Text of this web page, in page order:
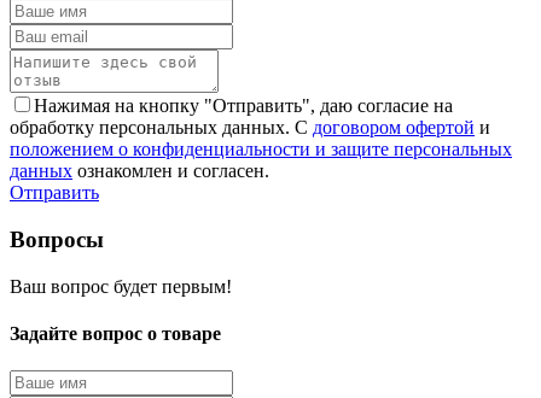
Нажимая на кнопку "Отправить", даю согласие на
обработку персональных данных. С договором офертой и
положением о конфиденциальности и защите персональных
данных ознакомлен и согласен.
Отправить
Вопросы
Ваш вопрос будет первым!
Задайте вопрос о товаре